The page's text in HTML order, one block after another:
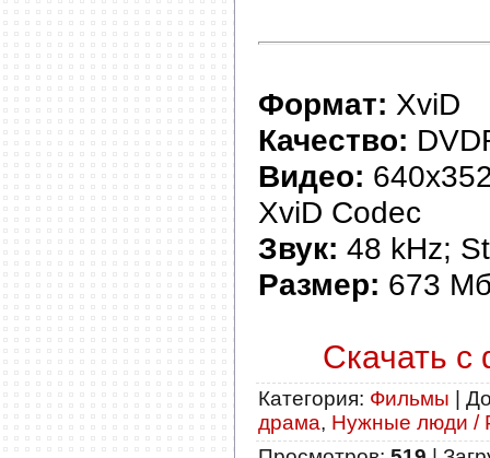
Формат: XviD
Качество:
Видео:
XviD Codec
Звук: 48 kHz;
Размер: 673
Скачать с
Категория: Фильмы |
драма, Нужные люди /